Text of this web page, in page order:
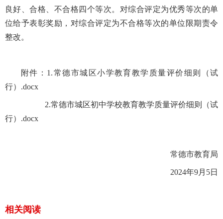
良好、合格、不合格四个等次。对综合评定为优秀等次的单
位给予表彰奖励，对综合评定为不合格等次的单位限期责令
整改。
附件：1.常德市城区小学教育教学质量评价细则（试
行）.docx
2.常德市城区初中学校教育教学质量评价细则（试
行）.docx
常德市教育局
2024年9月5日
相关阅读